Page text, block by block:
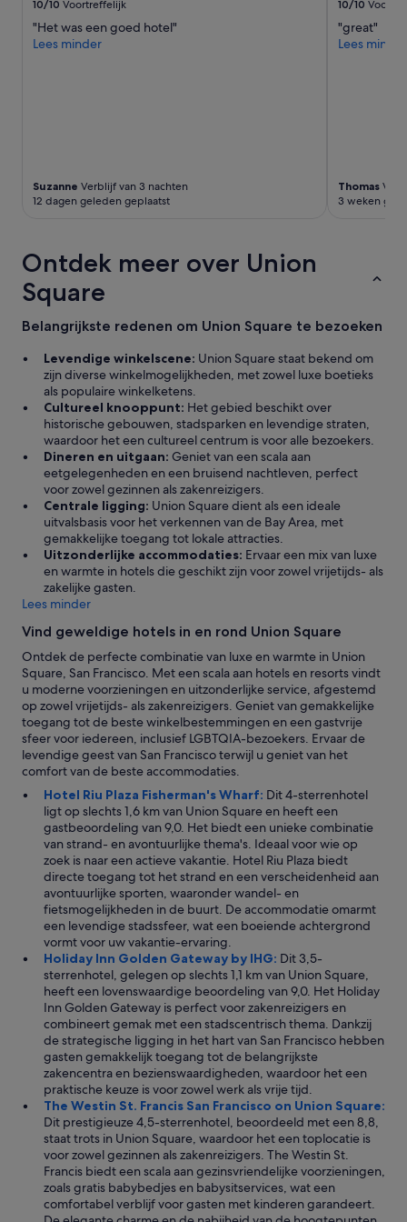
10/10 Voortreffelijk
"Het was een goed hotel"
Lees minder
Suzanne Verblijf van 3 nachten
12 dagen geleden geplaatst
10/10
"great"
Lees minder
Thomas
3 weken
Ontdek meer over Union
Square
Belangrijkste redenen om Union Square te bezoeken
Levendige winkelscene: Union Square staat bekend om
zijn diverse winkelmogelijkheden, met zowel luxe boetieks
als populaire winkelketens.
Cultureel knooppunt: Het gebied beschikt over
historische gebouwen, stadsparken en levendige straten,
waardoor het een cultureel centrum is voor alle bezoekers.
Dineren en uitgaan: Geniet van een scala aan
eetgelegenheden en een bruisend nachtleven, perfect
voor zowel gezinnen als zakenreizigers.
Centrale ligging: Union Square dient als een ideale
uitvalsbasis voor het verkennen van de Bay Area, met
gemakkelijke toegang tot lokale attracties.
Uitzonderlijke accommodaties: Ervaar een mix van luxe
en warmte in hotels die geschikt zijn voor zowel vrijetijds- als
zakelijke gasten.
Lees minder
Vind geweldige hotels in en rond Union Square
Ontdek de perfecte combinatie van luxe en warmte in Union
Square, San Francisco. Met een scala aan hotels en resorts vindt
u moderne voorzieningen en uitzonderlijke service, afgestemd
op zowel vrijetijds- als zakenreizigers. Geniet van gemakkelijke
toegang tot de beste winkelbestemmingen en een gastvrije
sfeer voor iedereen, inclusief LGBTQIA-bezoekers. Ervaar de
levendige geest van San Francisco terwijl u geniet van het
comfort van de beste accommodaties.
Hotel Riu Plaza Fisherman's Wharf: Dit 4-sterrenhotel
ligt op slechts 1,6 km van Union Square en heeft een
gastbeoordeling van 9,0. Het biedt een unieke combinatie
van strand- en avontuurlijke thema's. Ideaal voor wie op
zoek is naar een actieve vakantie. Hotel Riu Plaza biedt
directe toegang tot het strand en een verscheidenheid aan
avontuurlijke sporten, waaronder wandel- en
fietsmogelijkheden in de buurt. De accommodatie omarmt
een levendige stadssfeer, wat een boeiende achtergrond
vormt voor uw vakantie-ervaring.
Holiday Inn Golden Gateway by IHG: Dit 3,5-
sterrenhotel, gelegen op slechts 1,1 km van Union Square,
heeft een lovenswaardige beoordeling van 9,0. Het Holiday
Inn Golden Gateway is perfect voor zakenreizigers en
combineert gemak met een stadscentrisch thema. Dankzij
de strategische ligging in het hart van San Francisco hebben
gasten gemakkelijk toegang tot de belangrijkste
zakencentra en bezienswaardigheden, waardoor het een
praktische keuze is voor zowel werk als vrije tijd.
The Westin St. Francis San Francisco on Union Square:
Dit prestigieuze 4,5-sterrenhotel, beoordeeld met een 8,8,
staat trots in Union Square, waardoor het een toplocatie is
voor zowel gezinnen als zakenreizigers. The Westin St.
Francis biedt een scala aan gezinsvriendelijke voorzieningen,
zoals gratis babybedjes en babysitservices, wat een
comfortabel verblijf voor gasten met kinderen garandeert.